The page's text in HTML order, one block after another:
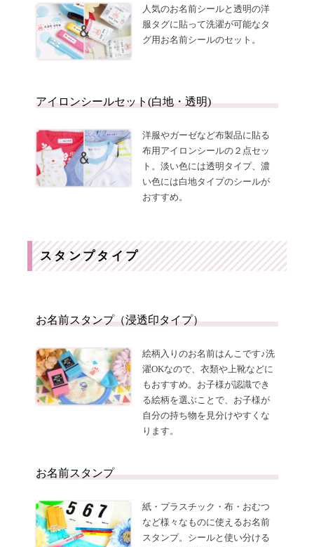
人気のお名前シールと透明の洋
服タグに貼って洗濯が可能なタ
グ用お名前シールのセット。
アイロンシールセット(白地・透明)
洋服やガーゼなど布製品に貼る
布用アイロンシールの２点セッ
ト。淡い色には透明タイプ、濃
い色には白地タイプのシールが
おすすめ。
スタンプタイプ
お名前スタンプ（浸透印タイプ）
絵柄入りのお名前はんこです♪洗
濯OKなので、衣類や上靴などに
もおすすめ。お子様が認識でき
る絵柄を選ぶことで、お子様が
自分の持ち物を見分けやすくな
ります。
お名前スタンプ
紙・プラスチック・布・おむつ
など様々なものに使えるお名前
スタンプ。シールと使い分ける